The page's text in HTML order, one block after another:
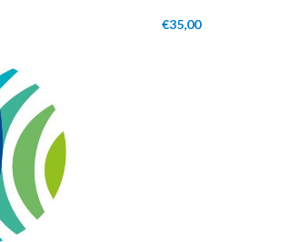
€35,00